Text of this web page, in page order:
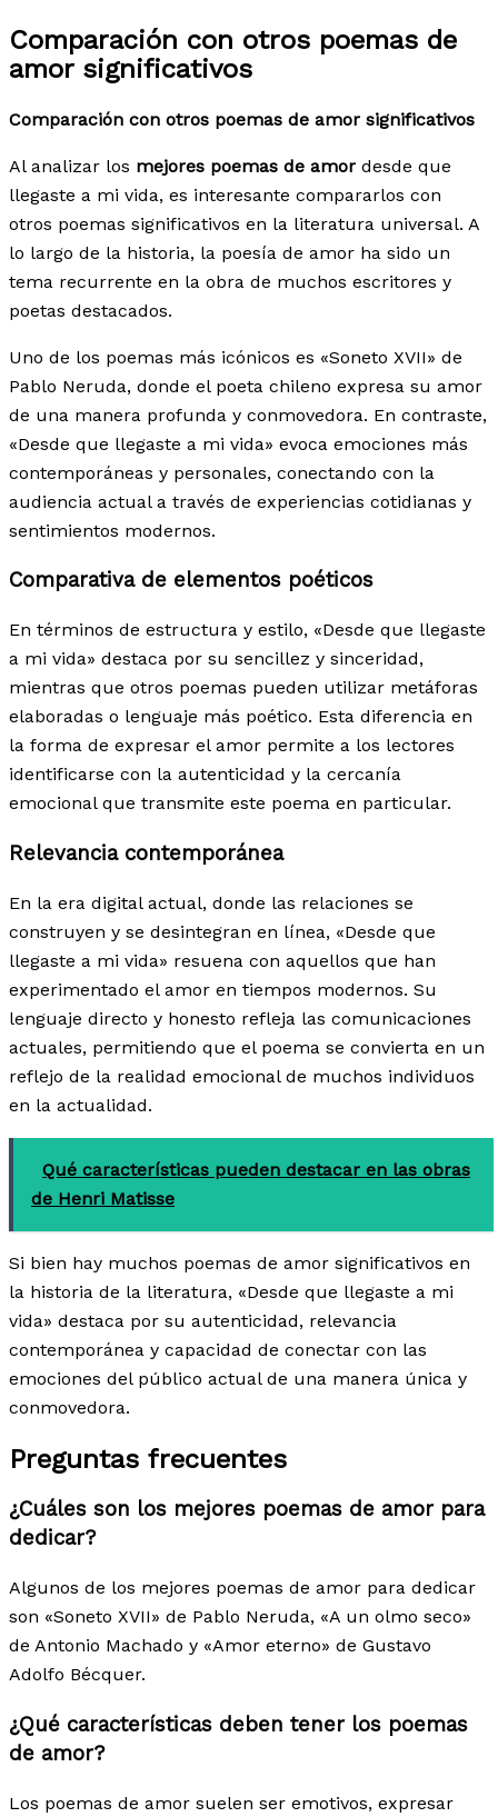
Comparación con otros poemas de
amor significativos
Comparación con otros poemas de amor significativos
Al analizar los mejores poemas de amor desde que
llegaste a mi vida, es interesante compararlos con
otros poemas significativos en la literatura universal. A
lo largo de la historia, la poesía de amor ha sido un
tema recurrente en la obra de muchos escritores y
poetas destacados.
Uno de los poemas más icónicos es «Soneto XVII» de
Pablo Neruda, donde el poeta chileno expresa su amor
de una manera profunda y conmovedora. En contraste,
«Desde que llegaste a mi vida» evoca emociones más
contemporáneas y personales, conectando con la
audiencia actual a través de experiencias cotidianas y
sentimientos modernos.
Comparativa de elementos poéticos
En términos de estructura y estilo, «Desde que llegaste
a mi vida» destaca por su sencillez y sinceridad,
mientras que otros poemas pueden utilizar metáforas
elaboradas o lenguaje más poético. Esta diferencia en
la forma de expresar el amor permite a los lectores
identificarse con la autenticidad y la cercanía
emocional que transmite este poema en particular.
Relevancia contemporánea
En la era digital actual, donde las relaciones se
construyen y se desintegran en línea, «Desde que
llegaste a mi vida» resuena con aquellos que han
experimentado el amor en tiempos modernos. Su
lenguaje directo y honesto refleja las comunicaciones
actuales, permitiendo que el poema se convierta en un
reflejo de la realidad emocional de muchos individuos
en la actualidad.
Qué características pueden destacar en las obras
de Henri Matisse
Si bien hay muchos poemas de amor significativos en
la historia de la literatura, «Desde que llegaste a mi
vida» destaca por su autenticidad, relevancia
contemporánea y capacidad de conectar con las
emociones del público actual de una manera única y
conmovedora.
Preguntas frecuentes
¿Cuáles son los mejores poemas de amor para
dedicar?
Algunos de los mejores poemas de amor para dedicar
son «Soneto XVII» de Pablo Neruda, «A un olmo seco»
de Antonio Machado y «Amor eterno» de Gustavo
Adolfo Bécquer.
¿Qué características deben tener los poemas
de amor?
Los poemas de amor suelen ser emotivos, expresar